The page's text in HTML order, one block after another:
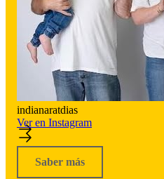
indianaratdias
Ver en Instagram
Saber más